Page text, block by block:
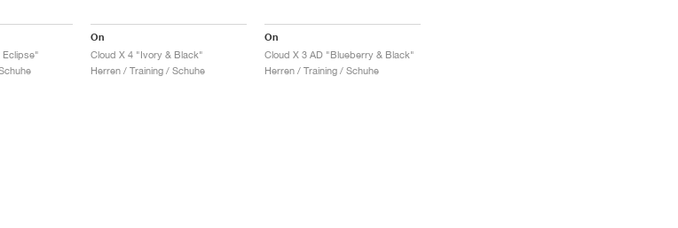
Eclipse"
On
Cloud X 4 "Ivory & Black"
Herren / Training / Schuhe
On
Cloud X 3 AD "Blueberry & Black"
Herren / Training / Schuhe